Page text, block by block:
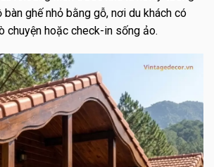
ghế nhỏ bằng gỗ, nơi du khách có
chuyện hoặc check-in sống ảo.